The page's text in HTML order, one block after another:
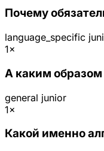
Почему
language_specific
1×
А каким образом
general junior
1×
Какой именно